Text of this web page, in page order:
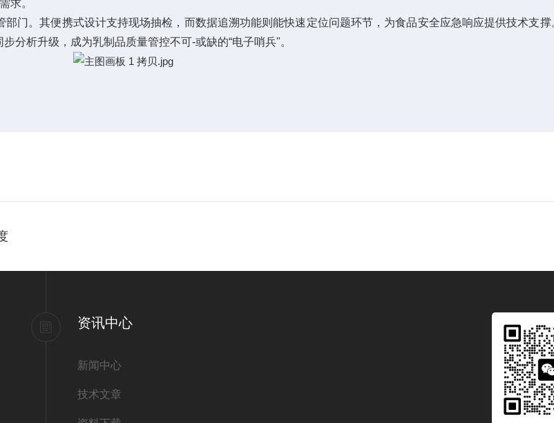
求。
。其便携式设计支持现场抽检，而数据追溯功能则能快速定位问题环节，为食品安全应急响应提供技术支撑
分析升级，成为乳制品质量管控不可-或缺的“电子哨兵"。
资讯中心
新闻中心
技术文章